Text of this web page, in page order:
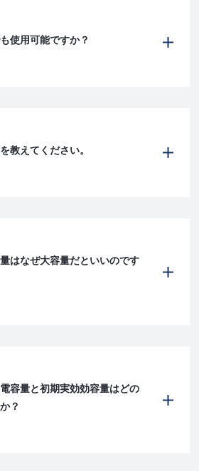
使用可能ですか？
教えてください。
はなぜ大容量だといいのです
容量と初期実効効容量はどの
？